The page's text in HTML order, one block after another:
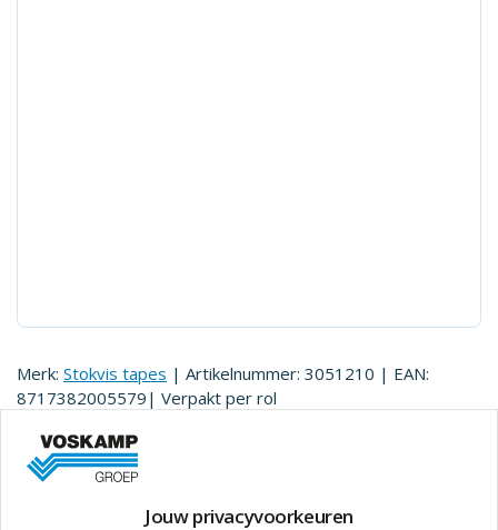
Merk: Stokvis tapes | Artikelnummer: 3051210 | EAN:
8717382005579 | Verpakt per rol
Een met vaseline doordrenkt katoenband. voor het
beschermen van buizen, flensverbindingen en afsluiters.
Jouw privacyvoorkeuren